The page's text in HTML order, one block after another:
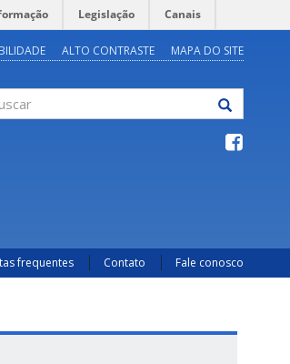
Legislação Canais
ALTO CONTRASTE MAPA DO SITE
frequentes Contato Fale conosco